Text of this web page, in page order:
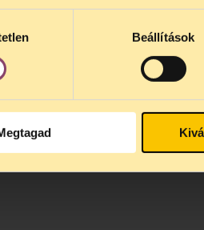
Beállítások
is elér minket.